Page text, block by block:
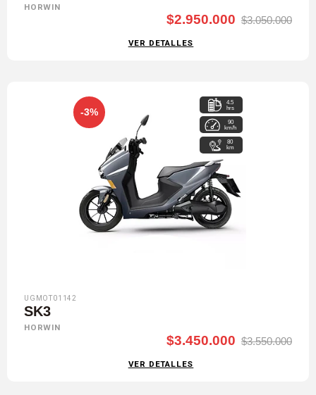
HORWIN
$2.950.000 $3.050.000
VER DETALLES
-3%
4.5
hrs
90
km/h
80
km
UGMOT01142
SK3
HORWIN
$3.450.000 $3.550.000
VER DETALLES